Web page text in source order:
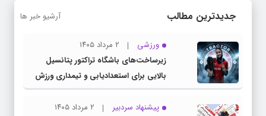
جدیدترین مطالب آرشیو خبر ها
ورزشی
۲ مرداد ۱۴۰۵
زیرساخت‌های باشگاه تراکتور پتانسیل
بالایی برای استعدادیابی و تیمداری ورزش
بانوان دارد
پیشنهاد سردبیر
۲ مرداد ۱۴۰۵